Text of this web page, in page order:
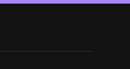
Agents